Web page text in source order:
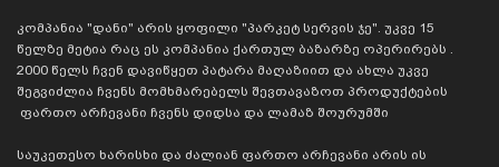
კომპანია "დანი" არის ყოფილი "პარკეტ სერვის ჯე". უკვე 15
წელზე მეტია რაც ეს კომპანია ქართულ ბაზარზე ოპერირებს .
2000 წელს ჩვენ დავიწყეთ პატარა მაღაზიით და ახლა უკვე
შეგვიძლია ჩვენს მომხმარებელს შევთავაზოთ პროდუქტების
ფართო არჩევანი ჩვენს დიდსა და ლამაზ შოურუმში
საუკეთესო ხარისხი და ძალიან ფართო არჩევანი არის ის